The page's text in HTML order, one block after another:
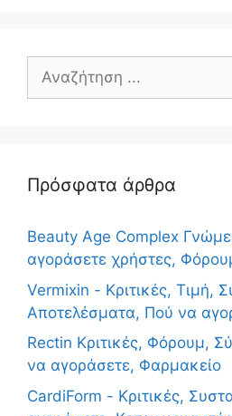
Αναζήτηση
Πρόσφατα άρθρα
Beauty Age Сomplex
αγοράσετε χρήστες,
Vermixin - Κριτικές, Τιμή,
Αποτελέσματα, Πού να
Rectin Κριτικές, Φόρουμ,
να αγοράσετε, Φαρμακείο
CardiForm - Κριτικές,